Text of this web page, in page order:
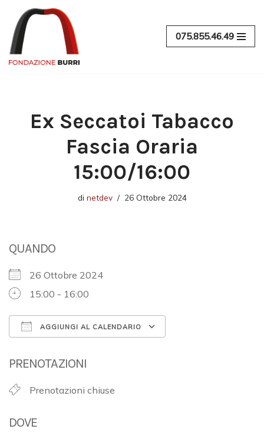
Vai
al
contenuto
075.855.46.49
Ex Seccatoi Tabacco
Fascia Oraria
15:00/16:00
di netdev 26 Ottobre 2024
QUANDO
26 Ottobre 2024
15:00 - 16:00
AGGIUNGI AL CALENDARIO
PRENOTAZIONI
Prenotazioni chiuse
DOVE